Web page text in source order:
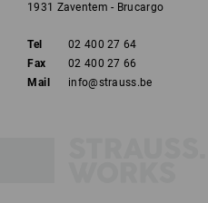
1931 Zaventem - Brucargo
Tel
02 400 27 64
Fax
02 400 27 66
Mail
info@strauss.be